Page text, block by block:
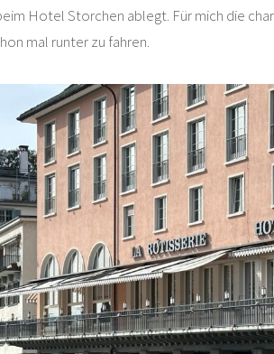
Hotel Storchen ablegt. Für mich die
mal runter zu fahren.